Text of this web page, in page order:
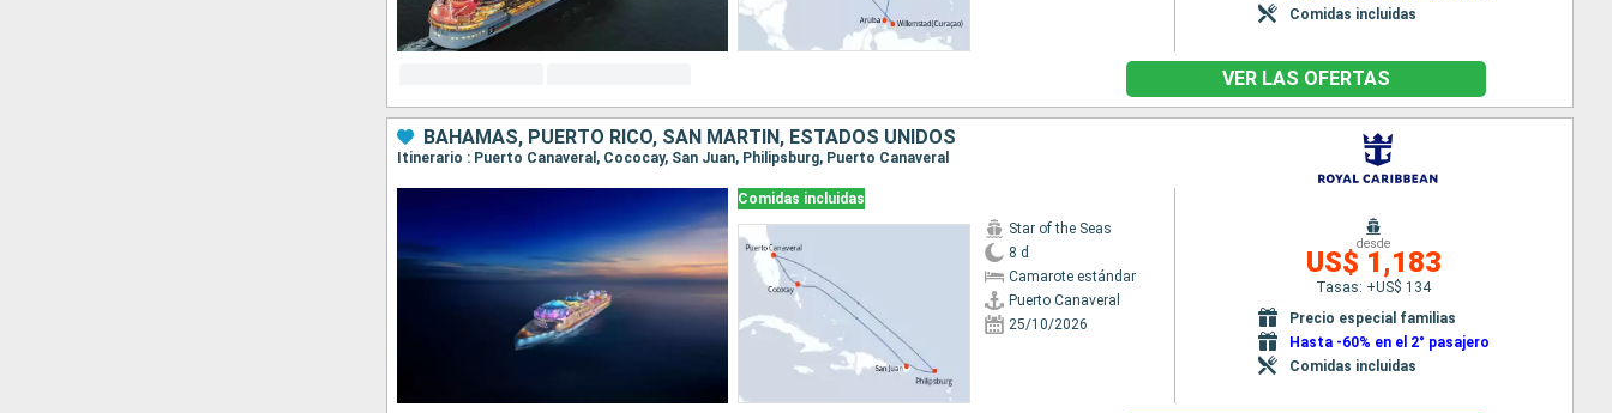
Comidas incluidas
VER LAS OFERTAS
BAHAMAS, PUERTO RICO, SAN MARTÍN, ESTADOS UNIDOS
Itinerario : Puerto Canaveral, Cococay, San Juan, Philipsburg, Puerto Canaveral
Comidas incluidas
Star of the Seas
8 d
Camarote estándar
Puerto Canaveral
25/10/2026
desde
US$ 1,183
Tasas: +US$ 134
Precio especial familias
Hasta -60% en el 2° pasajero
Comidas incluidas